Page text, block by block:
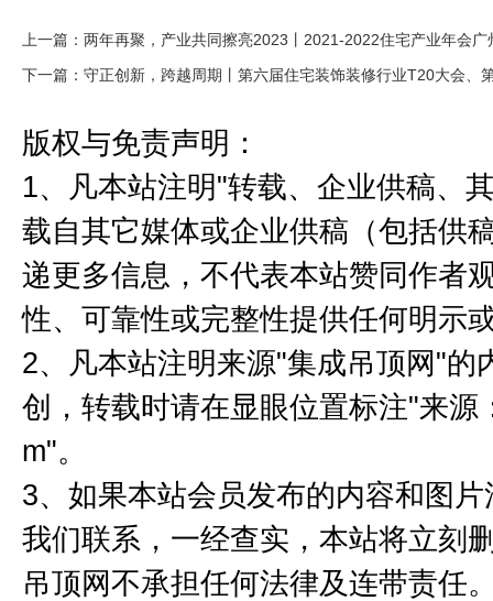
上一篇：两年再聚，产业共同擦亮2023丨2021-2022住宅产业年会广
下一篇：守正创新，跨越周期丨第六届住宅装饰装修行业T20大会、
版权与免责声明：
1、凡本站注明"转载、企业供稿、
载自其它媒体或企业供稿（包括供
递更多信息，不代表本站赞同作者
性、可靠性或完整性提供任何明示
2、凡本站注明来源"集成吊顶网"的
创，转载时请在显眼位置标注"来
m"。
3、如果本站会员发布的内容和图
我们联系，一经查实，本站将立刻
吊顶网不承担任何法律及连带责任